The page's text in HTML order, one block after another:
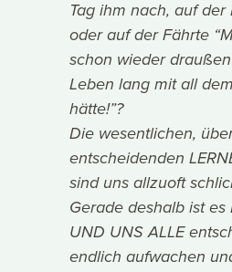
Tag ihm nach, auf
oder auf der Fährte
schon wieder
Leben lang mit all
hätte!”?
Die wesentlichen,
entscheidenden
sind uns allzuoft
Gerade deshalb ist es
UND UNS ALLE
endlich aufwachen